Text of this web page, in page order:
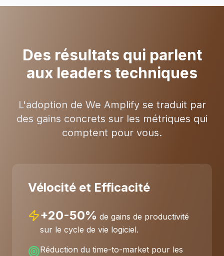
Des résultats qui parlent
aux leaders techniques
L'adoption de We Amplify se traduit par
des gains concrets sur les métriques qui
comptent pour vous.
Vélocité et Efficacité
+20-50% de gains de productivité
sur le cycle de vie logiciel.
Réduction du time-to-market pour les